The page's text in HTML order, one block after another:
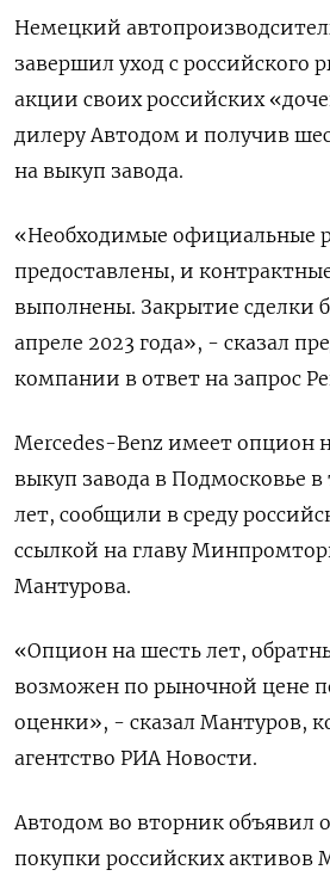
Немецкий
завершил уход с российского
акции своих российских
дилеру Автодом и получив
на выкуп завода.
«Необходимые официальные
предоставлены, и
выполнены. Закрытие сделки
апреле 2023 года», - сказал
компании в ответ на запрос
Mercedes-Benz имеет опцион
выкуп завода в Подмосковье
лет, сообщили в среду
ссылкой на главу
Мантурова.
«Опцион на шесть лет,
возможен по рыночной цене
оценки», - сказал Мантуров,
агентство РИА Новости.
Автодом во вторник объявил
покупки российских активов